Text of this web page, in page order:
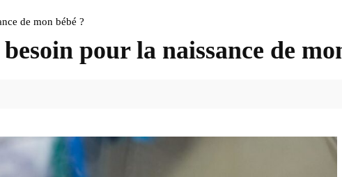
de mon bébé ?
pour la naissance de